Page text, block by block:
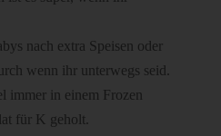
nach extra Speisen oder
wenn ihr unterwegs seid.
immer in einem Frozen
für K geholt.